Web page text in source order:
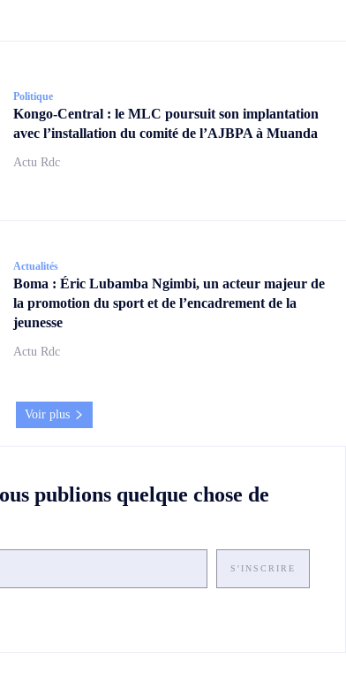
Politique
Kongo-Central : le MLC poursuit son implantation
avec l’installation du comité de l’AJBPA à Muanda
Actu Rdc
Actualités
Boma : Éric Lubamba Ngimbi, un acteur majeur de
la promotion du sport et de l’encadrement de la
jeunesse
Actu Rdc
Voir plus
publions quelque chose de
S'INSCRIRE